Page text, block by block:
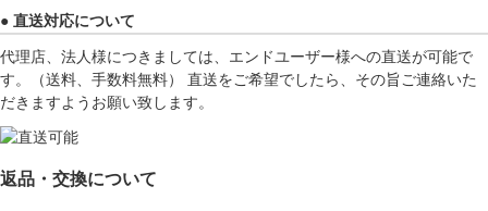
● 直送対応について
代理店、法人様につきましては、エンドユーザー様への直送が可能で
す。（送料、手数料無料） 直送をご希望でしたら、その旨ご連絡いた
だきますようお願い致します。
返品・交換について